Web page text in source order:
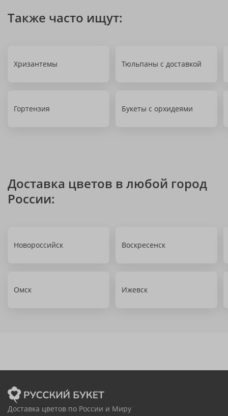
Также часто ищут:
Хризантемы Тюльпаны с доставкой
Гортензия Букеты с орхидеями
Доставка цветов в любой город
России:
Новороссийск Воскресенск
Омск Ижевск
Доставка цветов по России и Миру